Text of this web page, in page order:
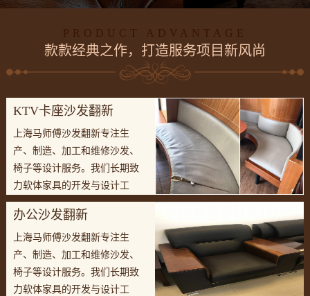
PRODUCT ADVANTAGE
款款经典之作，打造服务项目新风尚
KTV卡座沙发翻新
上海马师傅沙发翻新专注生
产、制造、加工和维修沙发、
椅子等设计服务。我们长期致
力软体家具的开发与设计工
作，有专业的设计团队和完善
生产团队。
办公沙发翻新
上海马师傅沙发翻新专注生
产、制造、加工和维修沙发、
椅子等设计服务。我们长期致
力软体家具的开发与设计工